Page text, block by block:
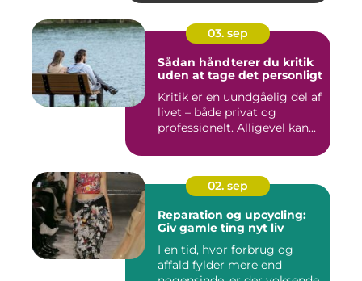
03. sep
Sådan håndterer du kritik
uden at tage det personligt
Kritik er en uundgåelig del af
livet – både privat og
professionelt. Alligevel kan...
02. sep
Reparation og upcycling:
Giv gamle ting nyt liv
I en tid, hvor forbrug og
affald fylder mere end